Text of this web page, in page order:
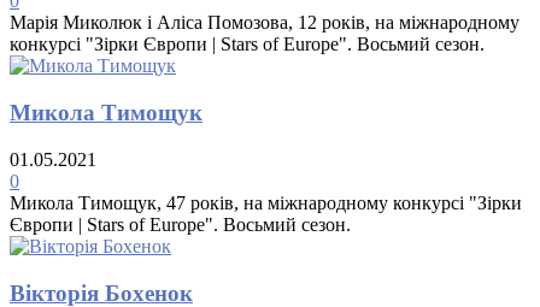
Марія Миколюк і Аліса Помозова, 12 років, на міжнародному
конкурсі "Зірки Європи | Stars of Europe". Восьмий сезон.
Микола Тимощук
01.05.2021
0
Микола Тимощук, 47 років, на міжнародному конкурсі "Зірки
Європи | Stars of Europe". Восьмий сезон.
Вікторія Бохенок